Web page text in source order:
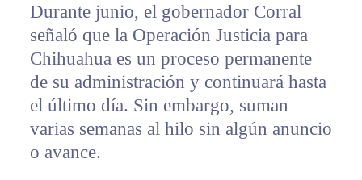
Durante junio, el gobernador Corral
señaló que la Operación Justicia para
Chihuahua es un proceso permanente
de su administración y continuará hasta
el último día. Sin embargo, suman
varias semanas al hilo sin algún anuncio
o avance.